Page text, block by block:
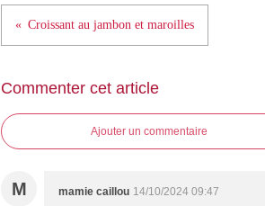
Croissant au jambon et maroilles
Commenter cet article
Ajouter un commentaire
M mamie caillou 14/10/2024 09:47